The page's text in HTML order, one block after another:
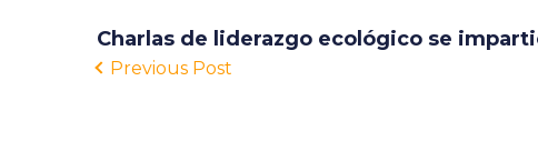
Charlas de liderazgo ecológico se
Previous Post